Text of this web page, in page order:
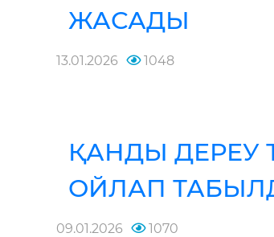
ЖАСАДЫ
13.01.2026 1048
ҚАНДЫ ДЕРЕУ
ОЙЛАП
09.01.2026 1070